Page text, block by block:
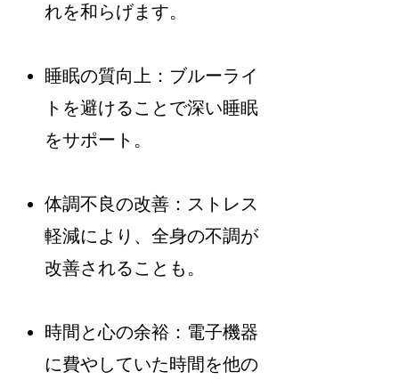
れを和らげます。
睡眠の質向上：ブルーライ
トを避けることで深い睡眠
をサポート。
体調不良の改善：ストレス
軽減により、全身の不調が
改善されることも。
時間と心の余裕：電子機器
に費やしていた時間を他の